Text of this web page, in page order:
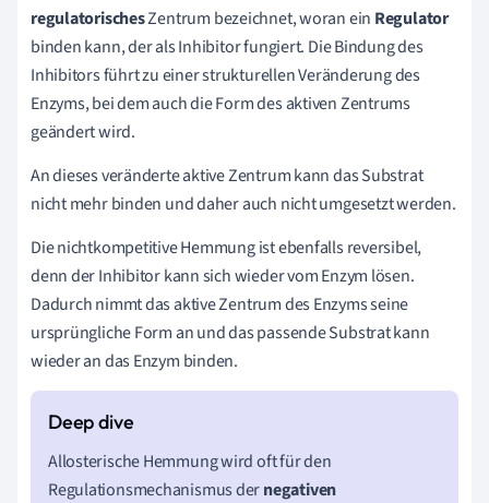
regulatorischesZentrum bezeichnet, woran ein Regulator
binden kann, der als Inhibitor fungiert. Die Bindung des
Inhibitors führt zu einer strukturellen Veränderung des
Enzyms, bei dem auch die Form des aktiven Zentrums
geändert wird.
An dieses veränderte aktive Zentrum kann das Substrat
nicht mehr binden und daher auch nicht umgesetzt werden.
Die nichtkompetitive Hemmung ist ebenfalls reversibel,
denn der Inhibitor kann sich wieder vom Enzym lösen.
Dadurch nimmt das aktive Zentrum des Enzyms seine
ursprüngliche Form an und das passende Substrat kann
wieder an das Enzym binden.
Allosterische Hemmung wird oft für den
Regulationsmechanismus dernegativen